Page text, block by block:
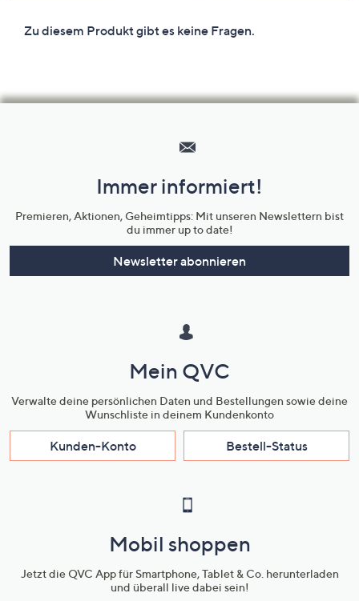
Unternehmensinformationen
Immer informiert!
Premieren, Aktionen, Geheimtipps: Mit unseren Newslettern bist
du immer up to date!
Newsletter abonnieren
Mein QVC
Verwalte deine persönlichen Daten und Bestellungen sowie deine
Wunschliste in deinem Kundenkonto
Kunden-Konto Bestell-Status
Mobil shoppen
Jetzt die QVC App für Smartphone, Tablet & Co. herunterladen
und überall live dabei sein!